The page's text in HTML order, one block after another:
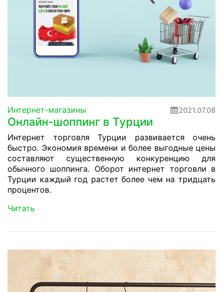
Интернет-магазины 2021.07.08
Онлайн-шоппинг в Турции
Интернет торговля Турции развивается очень
быстро. Экономия времени и более выгодные цены
составляют существенную конкуренцию для
обычного шоппинга. Оборот интернет торговли в
Турции каждый год растет более чем на тридцать
процентов.
Читать